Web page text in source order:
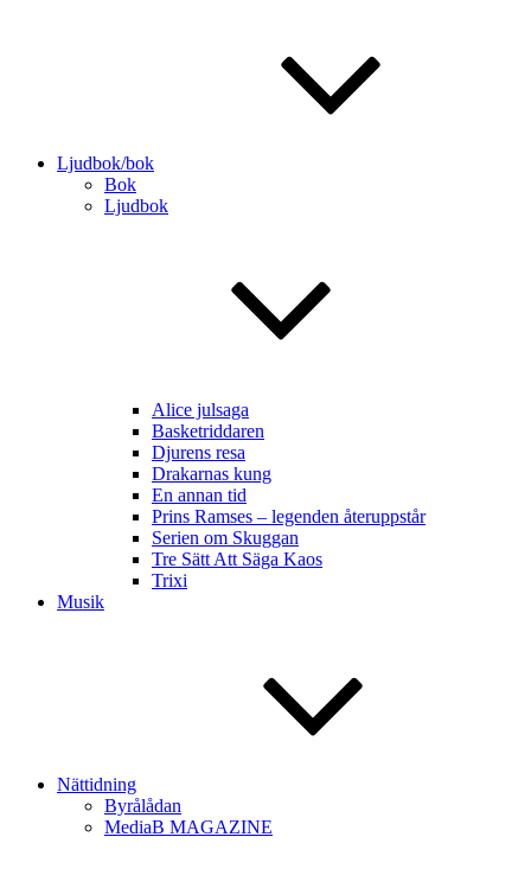
Ljudbok/bok
Bok
Ljudbok
Alice julsaga
Basketriddaren
Djurens resa
Drakarnas kung
En annan tid
Prins Ramses – legenden återuppstår
Serien om Skuggan
Tre Sätt Att Säga Kaos
Trixi
Musik
Nättidning
Byrålådan
MediaB MAGAZINE